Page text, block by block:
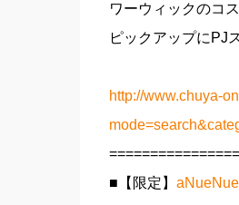
ワーウィックのコ
ピックアップにPJ
http://www.chuya-
■【限定】